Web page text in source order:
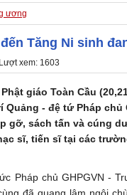
ương
Tăng Ni sinh
xem: 1603
giáo Toàn Cầu
- đệ tứ Pháp chủ
gỡ, sách tấn và cúng
sĩ, tiến sĩ tại các
Pháp chủ GHPGVN -